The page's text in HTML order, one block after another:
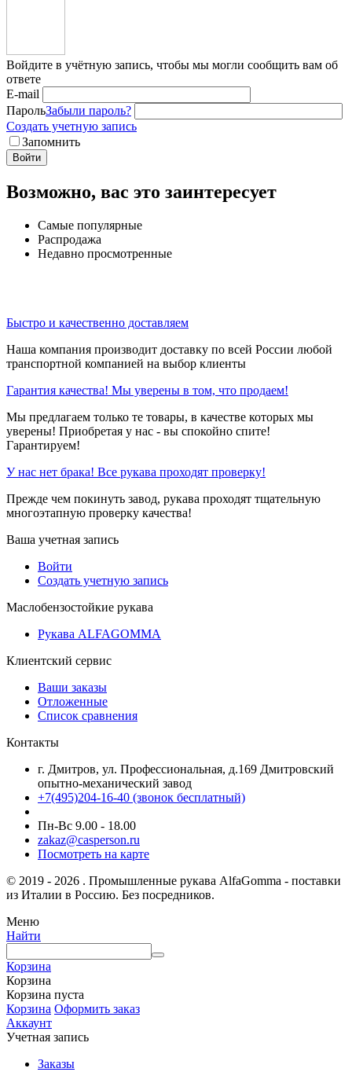
Войдите в учётную запись, чтобы мы могли сообщить вам об
ответе
E-mail
ПарольЗабыли пароль?
Создать учетную запись
Запомнить
Войти
Возможно, вас это заинтересует
Самые популярные
Распродажа
Недавно просмотренные
Быстро и качественно доставляем
Наша компания производит доставку по всей России любой
транспортной компанией на выбор клиенты
Гарантия качества! Мы уверены в том, что продаем!
Мы предлагаем только те товары, в качестве которых мы
уверены! Приобретая у нас - вы спокойно спите!
Гарантируем!
У нас нет брака! Все рукава проходят проверку!
Прежде чем покинуть завод, рукава проходят тщательную
многоэтапную проверку качества!
Ваша учетная запись
Войти
Создать учетную запись
Маслобензостойкие рукава
Рукава ALFAGOMMA
Клиентский сервис
Ваши заказы
Отложенные
Список сравнения
Контакты
г. Дмитров, ул. Профессиональная, д.169 Дмитровский
опытно-механический завод
+7(495)204-16-40 (звонок бесплатный)
Пн-Вс 9.00 - 18.00
zakaz@casperson.ru
Посмотреть на карте
© 2019 - 2026 . Промышленные рукава AlfaGomma - поставки
из Италии в Россию. Без посредников.
Меню
Найти
Корзина
Корзина
Корзина пуста
Корзина Оформить заказ
Аккаунт
Учетная запись
Заказы